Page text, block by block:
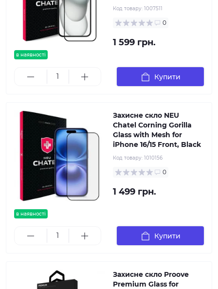
в наявності
Код товару: 1007511
0
1 599 грн.
Купити
в наявності
Захисне скло NEU
Chatel Corning Gorilla
Glass with Mesh for
iPhone 16/15 Front, Black
Код товару: 1010156
0
1 499 грн.
Купити
Захисне скло Proove
Premium Glass for